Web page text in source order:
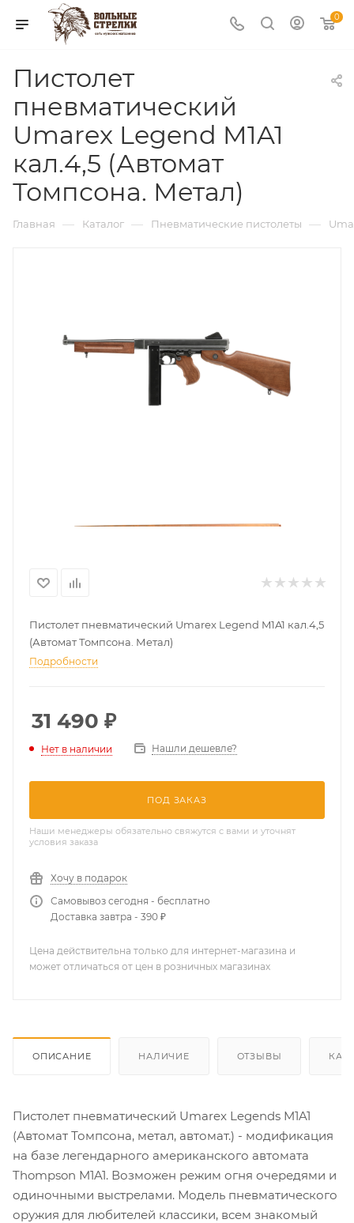
0
Пистолет
пневматический
Umarex Legend M1A1
кал.4,5 (Автомат
Томпсона. Метал)
Главная — Каталог — Пневматические пистолеты —
Пистолет пневматический Umarex Legend M1A1 кал.4,5
(Автомат Томпсона. Метал)
Подробности
31 490 ₽
Нет в наличии Нашли дешевле?
ПОД ЗАКАЗ
Наши менеджеры обязательно свяжутся с вами и уточнят
условия заказа
Хочу в подарок
Самовывоз сегодня - бесплатно
Доставка завтра - 390 ₽
Цена действительна только для интернет-магазина и
может отличаться от цен в розничных магазинах
ОПИСАНИЕ НАЛИЧИЕ ОТЗЫВЫ КАК
Пистолет пневматический Umarex Legends M1A1
(Автомат Томпсона, метал, автомат.) - модификация
на базе легендарного американского автомата
Thompson M1A1. Возможен режим огня очередями и
одиночными выстрелами. Модель пневматического
оружия для любителей классики, всем знакомый